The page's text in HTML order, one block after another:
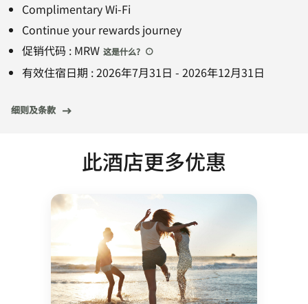
Complimentary Wi-Fi
Continue your rewards journey
促销代码 : MRW 这是什么?
有效住宿日期 :2026年7月31日 - 2026年12月31日
细则及条款
此酒店更多优惠